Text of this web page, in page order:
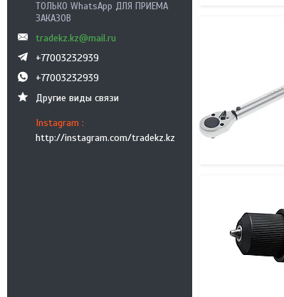
ТОЛЬКО WhatsApp ДЛЯ ПРИЕМА
ЗАКАЗОВ
tradekz.kz@mail.ru
+77003232939
+77003232939
Другие виды связи
Instagram
http://instagram.com/tradekz.kz